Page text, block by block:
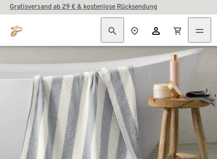
Gratisversand ab 29 € & kostenlose Rücksendung